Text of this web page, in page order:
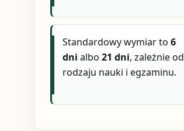
Standardowy wymiar to6
dni albo21 dni, zależnie od
rodzaju nauki i egzaminu.